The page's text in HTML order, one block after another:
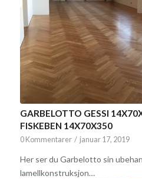
GARBELOTTO GESSI
FISKEBEN 14X70X350
0 Kommentarer / januar 17, 2019
Her ser du Garbelotto sin
lamellkonstruksjon…